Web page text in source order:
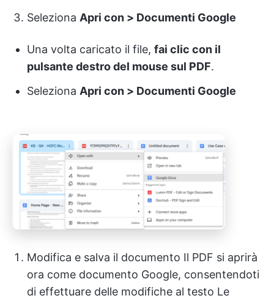
Seleziona Apri con > Documenti Google
Una volta caricato il file, fai clic con il
pulsante destro del mouse sul PDF.
Seleziona Apri con > Documenti Google
Modifica e salva il documento Il PDF si aprirà
ora come documento Google, consentendoti
di effettuare delle modifiche al testo Le